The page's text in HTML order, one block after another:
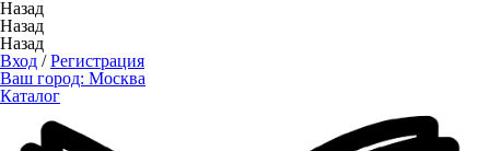
Назад
Назад
Назад
Вход /Регистрация
Ваш город: Москва
Каталог